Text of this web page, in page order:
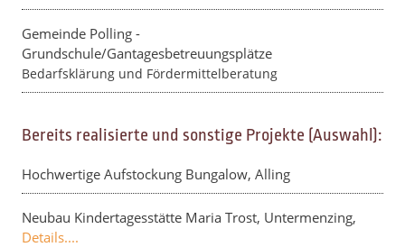
Gemeinde Polling -
Grundschule/Gantagesbetreuungsplätze
Bedarfsklärung und Fördermittelberatung
Bereits realisierte und sonstige Projekte (Auswahl):
Hochwertige Aufstockung Bungalow, Alling
Neubau Kindertagesstätte Maria Trost, Untermenzing,
Details....